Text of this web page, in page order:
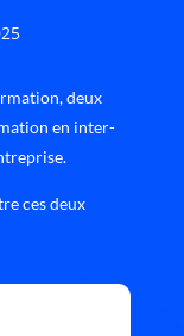
deux
en inter-
ces deux